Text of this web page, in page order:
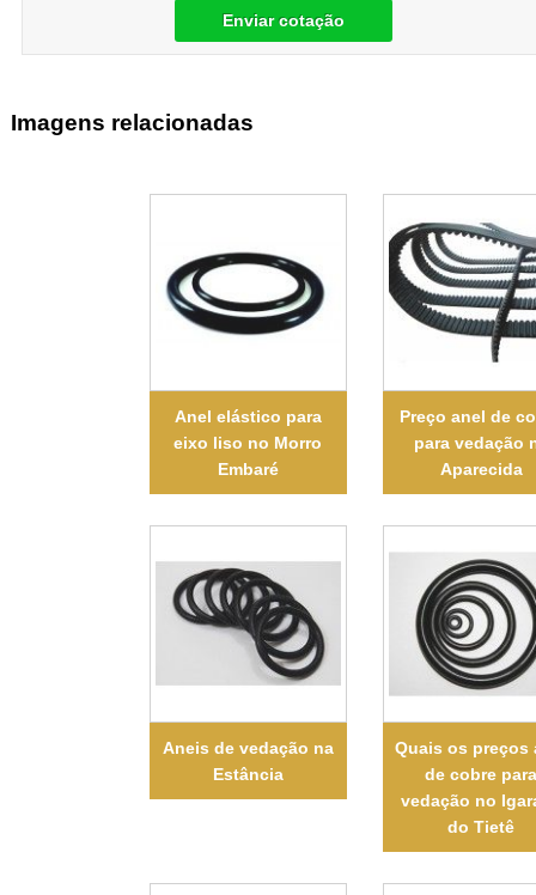
Enviar cotação
Imagens relacionadas
Anel elástico para
eixo liso no Morro
Embaré
Preço anel de
para vedação
Aparecida
Aneis de vedação na
Estância
Quais os preços
de cobre
vedação no
do Tietê